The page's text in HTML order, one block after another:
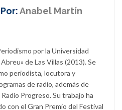
Anabel Martín
por la Universidad
de Las Villas (2013). Se
periodista, locutora y
de radio, además de
Progreso. Su trabajo ha
con el Gran Premio del Festival